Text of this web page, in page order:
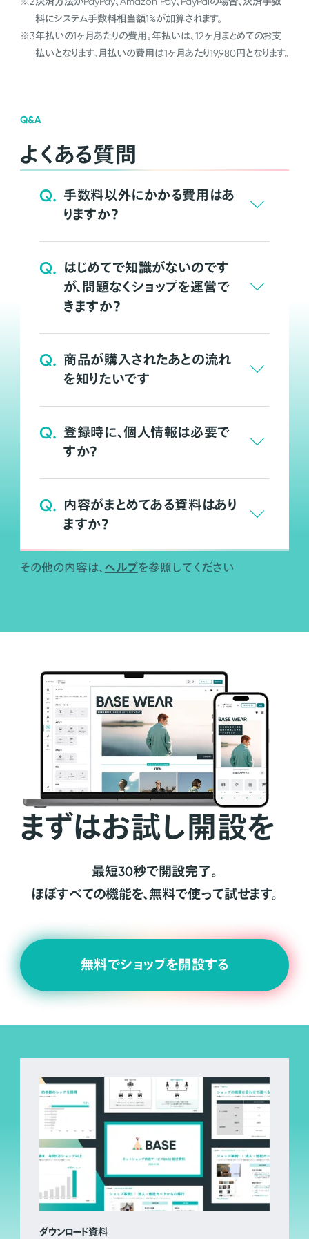
料にシステム手数料相当額1%が加算されます。
※3年払いの1ヶ月あたりの費用。年払いは、12ヶ月まとめてのお支
払いとなります。月払いの費用は1ヶ月あたり19,980円となります。
Q&A
よくある質問
Q. 手数料以外にかかる費用はあ
りますか？
Q. はじめてで知識がないのです
が、問題なくショップを運営で
きますか？
Q. 商品が購入されたあとの流れ
を知りたいです
Q. 登録時に、個人情報は必要で
すか？
Q. 内容がまとめてある資料はあり
ますか？
その他の内容は、 ヘルプを参照してください
まずはお試し開設を
最短30秒で開設完了。
ほぼすべての機能を、無料で使って試せます。
無料でショップを開設する
ダウンロード資料